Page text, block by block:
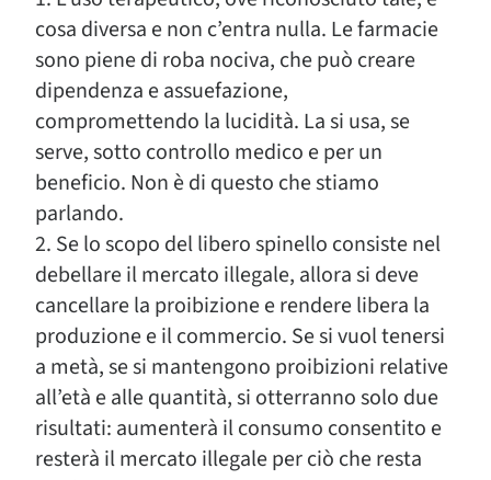
cosa diversa e non c’entra nulla. Le farmacie
sono piene di roba nociva, che può creare
dipendenza e assuefazione,
compromettendo la lucidità. La si usa, se
serve, sotto controllo medico e per un
beneficio. Non è di questo che stiamo
parlando.
2. Se lo scopo del libero spinello consiste nel
debellare il mercato illegale, allora si deve
cancellare la proibizione e rendere libera la
produzione e il commercio. Se si vuol tenersi
a metà, se si mantengono proibizioni relative
all’età e alle quantità, si otterranno solo due
risultati: aumenterà il consumo consentito e
resterà il mercato illegale per ciò che resta